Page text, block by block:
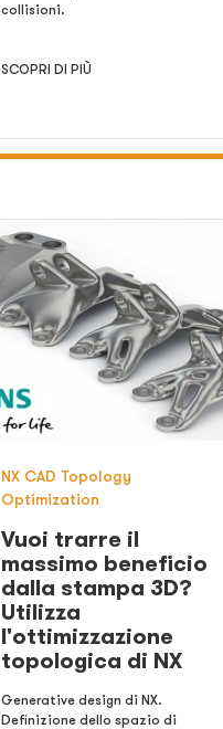
collisioni.
SCOPRI DI PIÙ
NX CAD Topology
Optimization
Vuoi trarre il
massimo beneficio
dalla stampa 3D?
Utilizza
l'ottimizzazione
topologica di NX
Generative design di NX.
Definizione dello spazio di